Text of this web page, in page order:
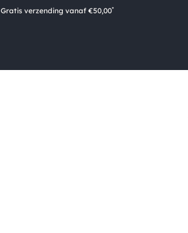
Gratis verzending vanaf €50,00*